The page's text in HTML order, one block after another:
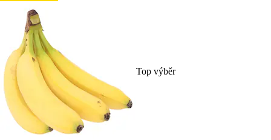
Top výběr